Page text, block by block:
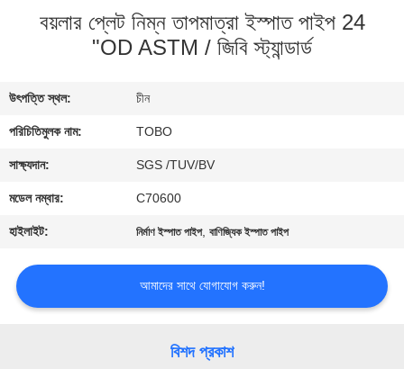
যোগাযোগ
করুন
খবর
মামলা
বয়লার প্লেট নিম্ন তাপমাত্রা ইস্পাত পাইপ 24
"OD ASTM / জিবি স্ট্যান্ডার্ড
উৎপত্তি স্থল: চীন
পরিচিতিমুলক নাম: TOBO
সাক্ষ্যদান: SGS /TUV/BV
মডেল নম্বার: C70600
হাইলাইট: নির্মাণ ইস্পাত পাইপ,বাণিজ্যিক ইস্পাত পাইপ
আমাদের সাথে যোগাযোগ করুন!
বিশদ প্রকাশ